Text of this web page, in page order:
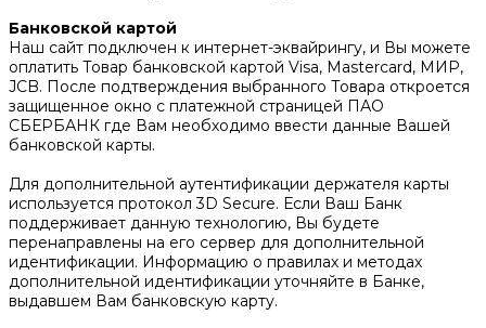
Банковской картой
Наш сайт подключен к интернет-эквайрингу, и Вы можете
оплатить Товар банковской картой Visa, Mastercard, МИР,
JCB. После подтверждения выбранного Товара откроется
защищенное окно с платежной страницей ПАО
СБЕРБАНК где Вам необходимо ввести данные Вашей
банковской карты.
Для дополнительной аутентификации держателя карты
используется протокол 3D Secure. Если Ваш Банк
поддерживает данную технологию, Вы будете
перенаправлены на его сервер для дополнительной
идентификации. Информацию о правилах и методах
дополнительной идентификации уточняйте в Банке,
выдавшем Вам банковскую карту.